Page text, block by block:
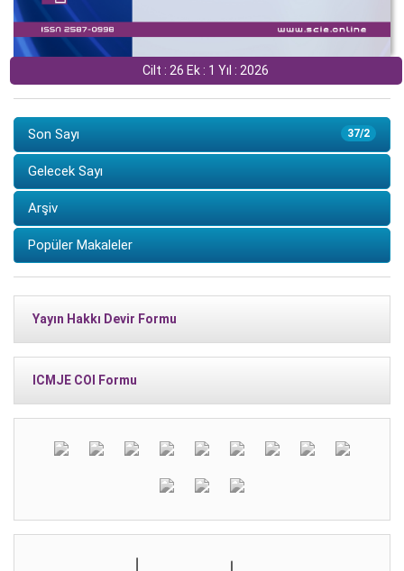
Cilt : 26 Ek : 1 Yıl : 2026
37/2
Son Sayı
Gelecek Sayı
Arşiv
Popüler Makaleler
Yayın Hakkı Devir Formu
ICMJE COI Formu